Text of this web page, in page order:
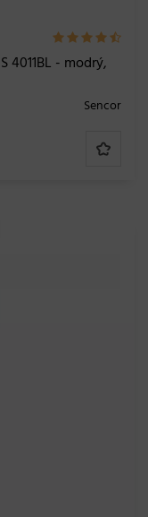
4011BL - modrý,
Sencor